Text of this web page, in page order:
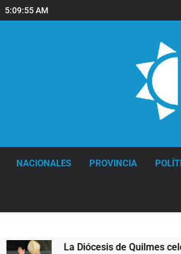
5:09:57 AM
NACIONALES PROVINCIA
de Quilmes celebró la visita del